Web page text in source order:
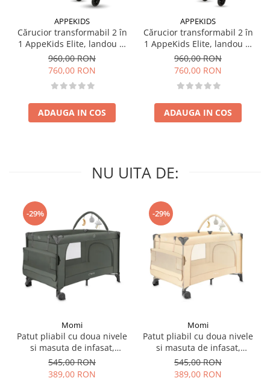
Prin ardere la temperaturi foarte mari se descompune in
substanțele din care a fost alcătuit.
APPEKIDS
Cărucior transformabil 2 în
1 AppeKids Elite, landou și
scaun sport reversibil,
suspensii, adaptori scoică
Grey
960,00 RON
760,00 RON
ADAUGA IN COS
APPEKIDS
Cărucior transformabil 2 în
1 AppeKids Elite, landou și
scaun sport reversibil,
suspensii, adaptori scoică
960,00 RON
760,00 RON
ADAUGA IN COS
NU UITA DE:
-29%
Momi
Patut pliabil cu doua nivele
si masuta de infasat,
60x120 cm, Momi, Belove
Plus - Green
545,00 RON
389,00 RON
-29%
Momi
Patut pliabil cu doua nivele
si masuta de infasat,
60x120 cm, Momi, Belove
Plus -Beige
545,00 RON
389,00 RON